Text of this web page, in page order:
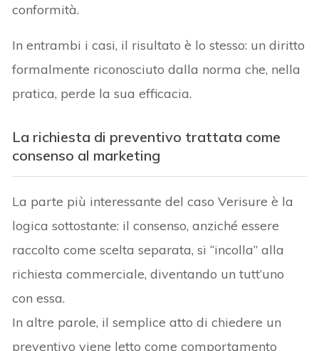
conformità.
In entrambi i casi, il risultato è lo stesso: un diritto
formalmente riconosciuto dalla norma che, nella
pratica, perde la sua efficacia.
La richiesta di preventivo trattata come
consenso al marketing
La parte più interessante del caso Verisure è la
logica sottostante: il consenso, anziché essere
raccolto come scelta separata, si “incolla” alla
richiesta commerciale, diventando un tutt’uno
con essa.
In altre parole, il semplice atto di chiedere un
preventivo viene letto come comportamento